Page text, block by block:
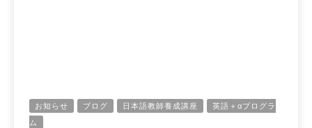
お知らせ ブログ 日本語教師養成講座
英語＋αプログラ
ム